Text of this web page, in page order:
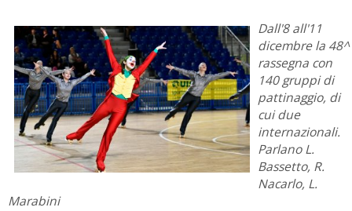
Dall'8 all'11
dicembre la 48^
rassegna con
140 gruppi di
pattinaggio, di
cui due
internazionali.
Parlano L.
Bassetto, R.
Nacarlo, L.
Marabini